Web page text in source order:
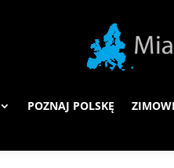
POZNAJ POLSKĘ